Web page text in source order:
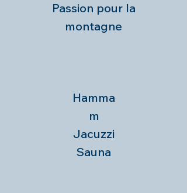
Passion pour la
montagne
Hamma
m
Jacuzzi
Sauna